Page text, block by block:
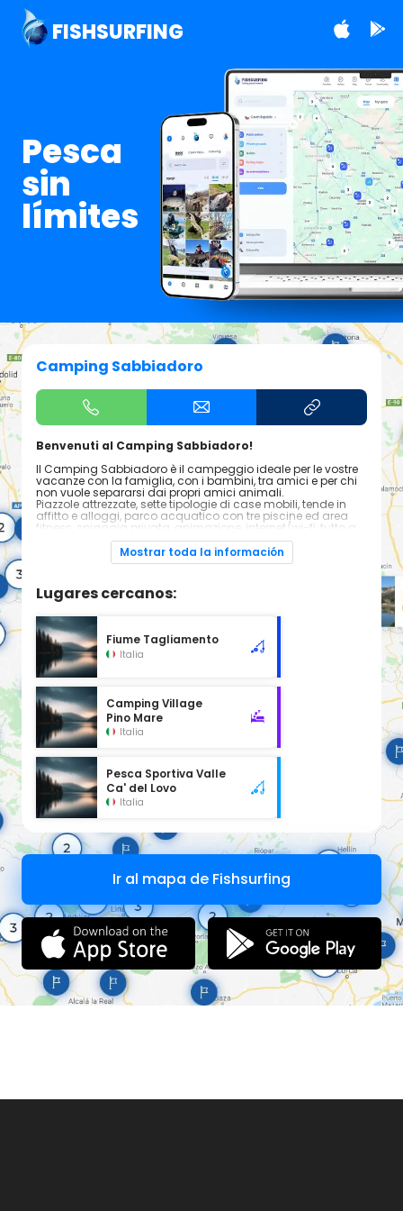
FISHSURFING
Pesca
sin
límites
Camping Sabbiadoro
Benvenuti al Camping Sabbiadoro!
Il Camping Sabbiadoro è il campeggio ideale per le vostre
vacanze con la famiglia, con i bambini, tra amici e per chi
non vuole separarsi dai propri amici animali.
Piazzole attrezzate, sette tipologie di case mobili, tende in
affitto e alloggi, parco acquatico con tre piscine ed area
fitness, spiaggia privata, animazione, internet/wi-fi, tutto a
due passi dal centro di Lignano Sabbiadoro!
Mostrar toda la información
Lugares cercanos:
Fiume Tagliamento
Italia
Camping Village
Pino Mare
Italia
Pesca Sportiva Valle
Ca' del Lovo
Italia
Ir al mapa de Fishsurfing